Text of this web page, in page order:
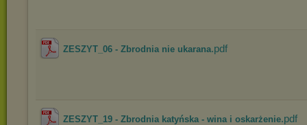
ZESZYT_06 - Zbrodnia nie ukarana.pdf
ZESZYT_19 - Zbrodnia katyńska - wina i oskarżenie.pdf